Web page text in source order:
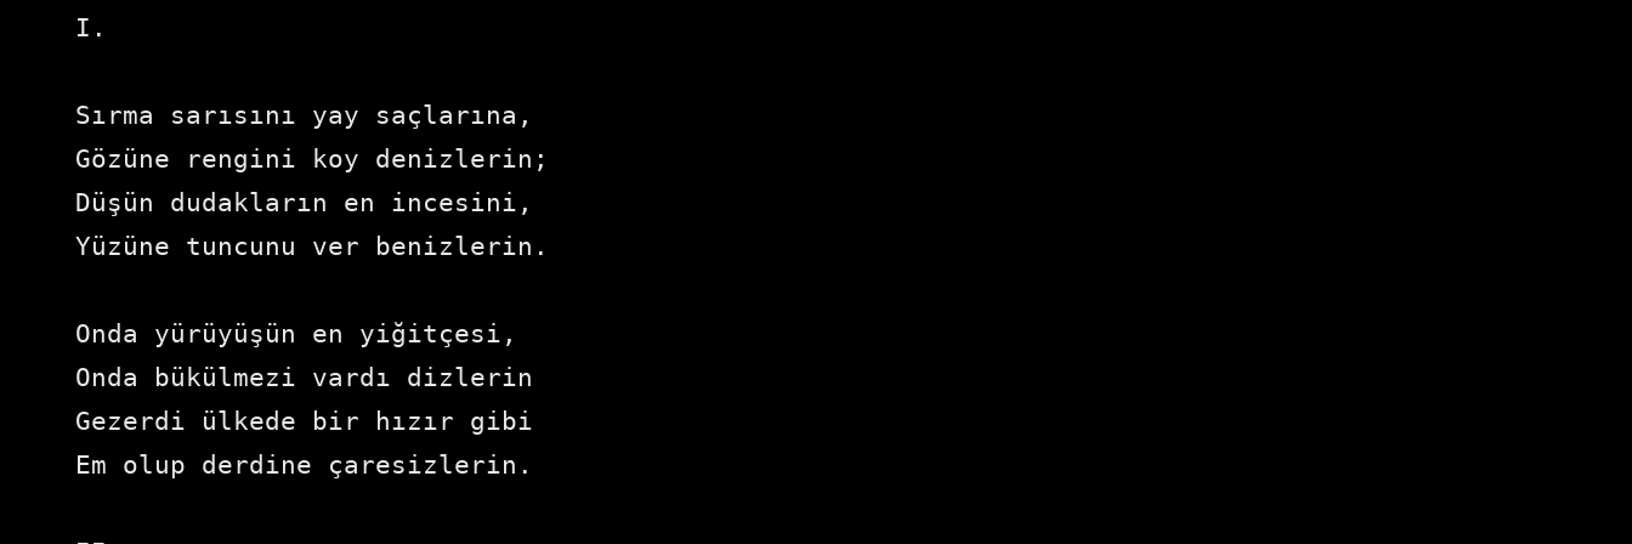
I.
Sırma sarısını yay saçlarına,
Gözüne rengini koy denizlerin;
Düşün dudakların en incesini,
Yüzüne tuncunu ver benizlerin.
Onda yürüyüşün en yiğitçesi,
Onda bükülmezi vardı dizlerin
Gezerdi ülkede bir hızır gibi
Em olup derdine çaresizlerin.